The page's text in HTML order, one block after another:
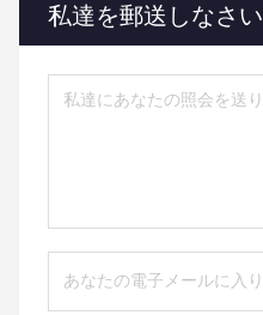
私達を郵送しなさい